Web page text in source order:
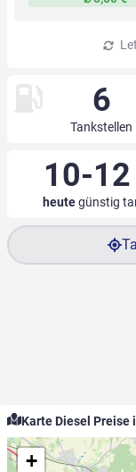
6
Tankstellen
10-12
heutegünstig
Karte Diesel Preise
+